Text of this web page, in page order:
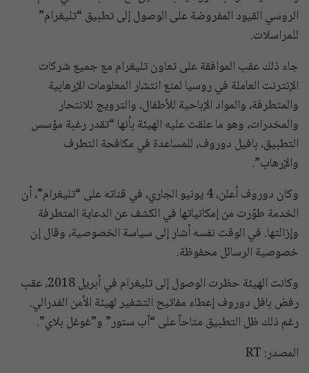
الروسي القيود المفروضة على الوصول إلى تطبيق “تليغرام”
للمراسلات.
جاء ذلك عقب الموافقة على تعاون تليغرام مع جميع شركات
الإنترنت العاملة في روسيا لمنع انتشار المعلومات الإرهابية
والمتطرفة، والمواد الإباحية للأطفال، والترويج للانتحار
والمخدرات، وهو ما علقت عليه الهيئة بأنها “تقدر رغبة مؤسس
التطبيق، بافيل دوروف، للمساعدة في مكافحة التطرف
والإرهاب”.
وكان دوروف أعلن، 4 يونيو الجاري، في قناته على “تليغرام”، أن
الخدمة طوّرت من إمكانياتها في الكشف عن الدعاية المتطرفة
وإزالتها. في الوقت نفسه أشار إلى سياسة الخصوصية، وقال إن
خصوصية الرسائل محفوظة.
وكانت الهيئة حظرت الوصول إلى تليغرام في أبريل 2018، عقب
رفض بافل دوروف إعطاء مفاتيح التشفير لهيئة الأمن الفدرالي.
رغم ذلك ظل التطبيق متاحاً على “آب ستور” و”غوغل بلاي”.
المصدر: RT